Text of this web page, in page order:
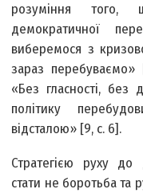
розуміння того,
демократичної
виберемося з
зараз перебуваємо»
«Без гласності, без
політику
відсталою» [9, с. 6].
Стратегією руху до
стати не боротьба та